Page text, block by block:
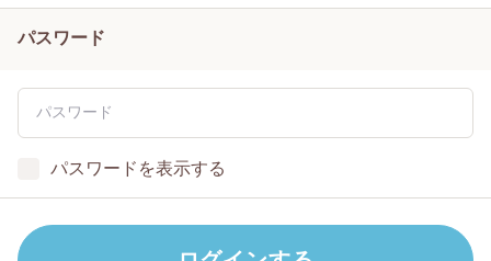
パスワード
パスワードを表示する